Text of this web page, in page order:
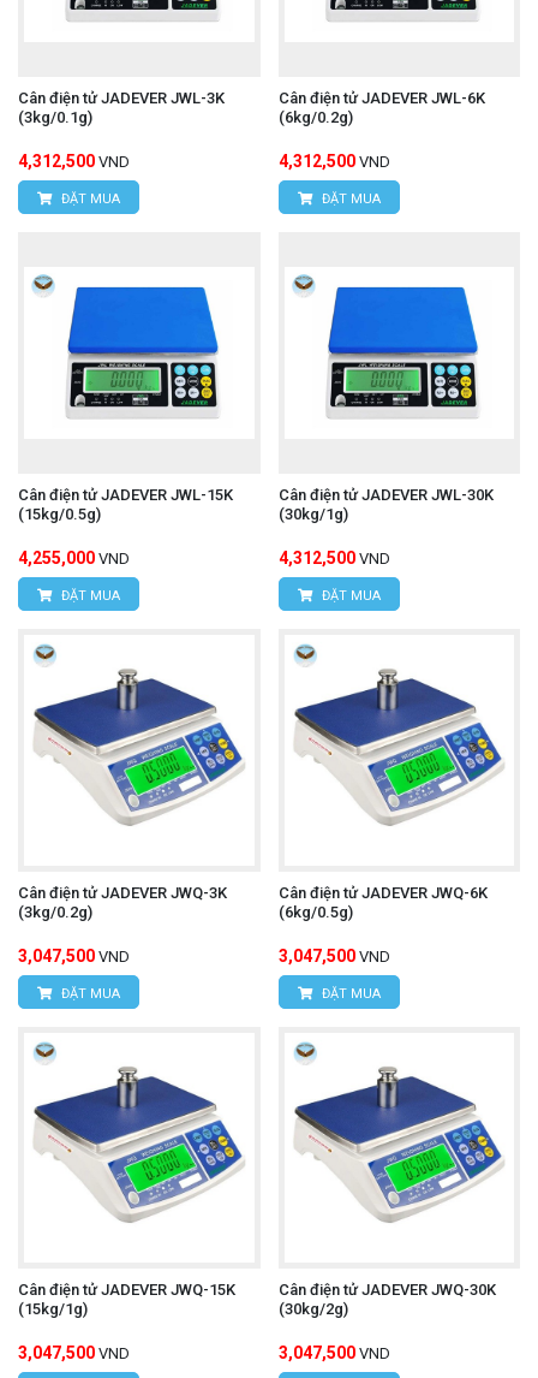
Cân điện tử JADEVER JWL-3K
(3kg/0.1g)
4,312,500 VND
ĐẶT MUA
Cân điện tử JADEVER JWL-6K
(6kg/0.2g)
4,312,500 VND
ĐẶT MUA
Cân điện tử JADEVER JWL-15K
(15kg/0.5g)
4,255,000 VND
ĐẶT MUA
Cân điện tử JADEVER JWL-30K
(30kg/1g)
4,312,500 VND
ĐẶT MUA
Cân điện tử JADEVER JWQ-3K
(3kg/0.2g)
3,047,500 VND
ĐẶT MUA
Cân điện tử JADEVER JWQ-6K
(6kg/0.5g)
3,047,500 VND
ĐẶT MUA
Cân điện tử JADEVER JWQ-15K
(15kg/1g)
3,047,500 VND
Cân điện tử JADEVER JWQ-30K
(30kg/2g)
3,047,500 VND